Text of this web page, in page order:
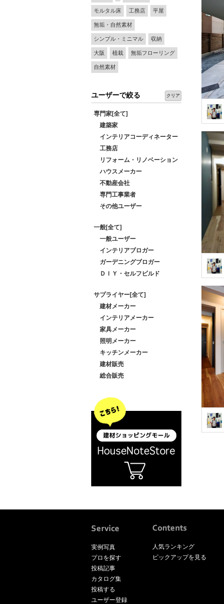
モルタル床 工務店 平屋
無垢・自然素材
シンプル・ミニマル 収納
大阪 植栽 無垢フローリング
自然素材
ユーザーで絞る クリア
専門家[全て]
建築家
インテリアコーディネーター
工務店
リフォーム・リノベーション
ハウスメーカー
不動産会社
専門工事業者
その他ユーザー
一般[全て]
一般ユーザー
インテリアブロガー
ガーデニングブロガー
ＤＩＹ・セルフビルド
サプライヤー[全て]
建材メーカー
インテリアメーカー
家具メーカー
照明メーカー
キッチンメーカー
建材販売
総合販売
実例写真
プロを探す
投稿記事
カタログ集
投稿する
ユーザー登録
人気ランキング
ピックアップを見る